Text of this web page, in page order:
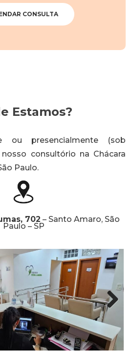
CONSULTA
Estamos?
ou presencialmente (sob
consultório na Chácara
Paulo.
702 – Santo Amaro, São
Paulo – SP
Next